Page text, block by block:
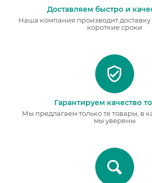
Доставляем быстро и
Наша компания производит доставку
короткие сроки
Гарантируем качество
Мы предлагаем только те товары, в
мы уверены